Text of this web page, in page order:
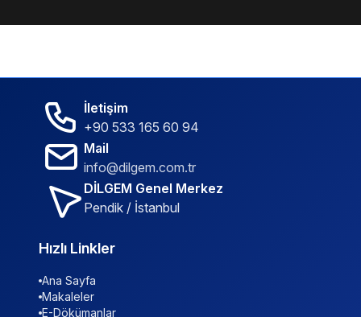
İletişim
+90 533 165 60 94
Mail
info@dilgem.com.tr
DİLGEM Genel Merkez
Pendik / İstanbul
Hızlı Linkler
Ana Sayfa
Makaleler
E-Dökümanlar